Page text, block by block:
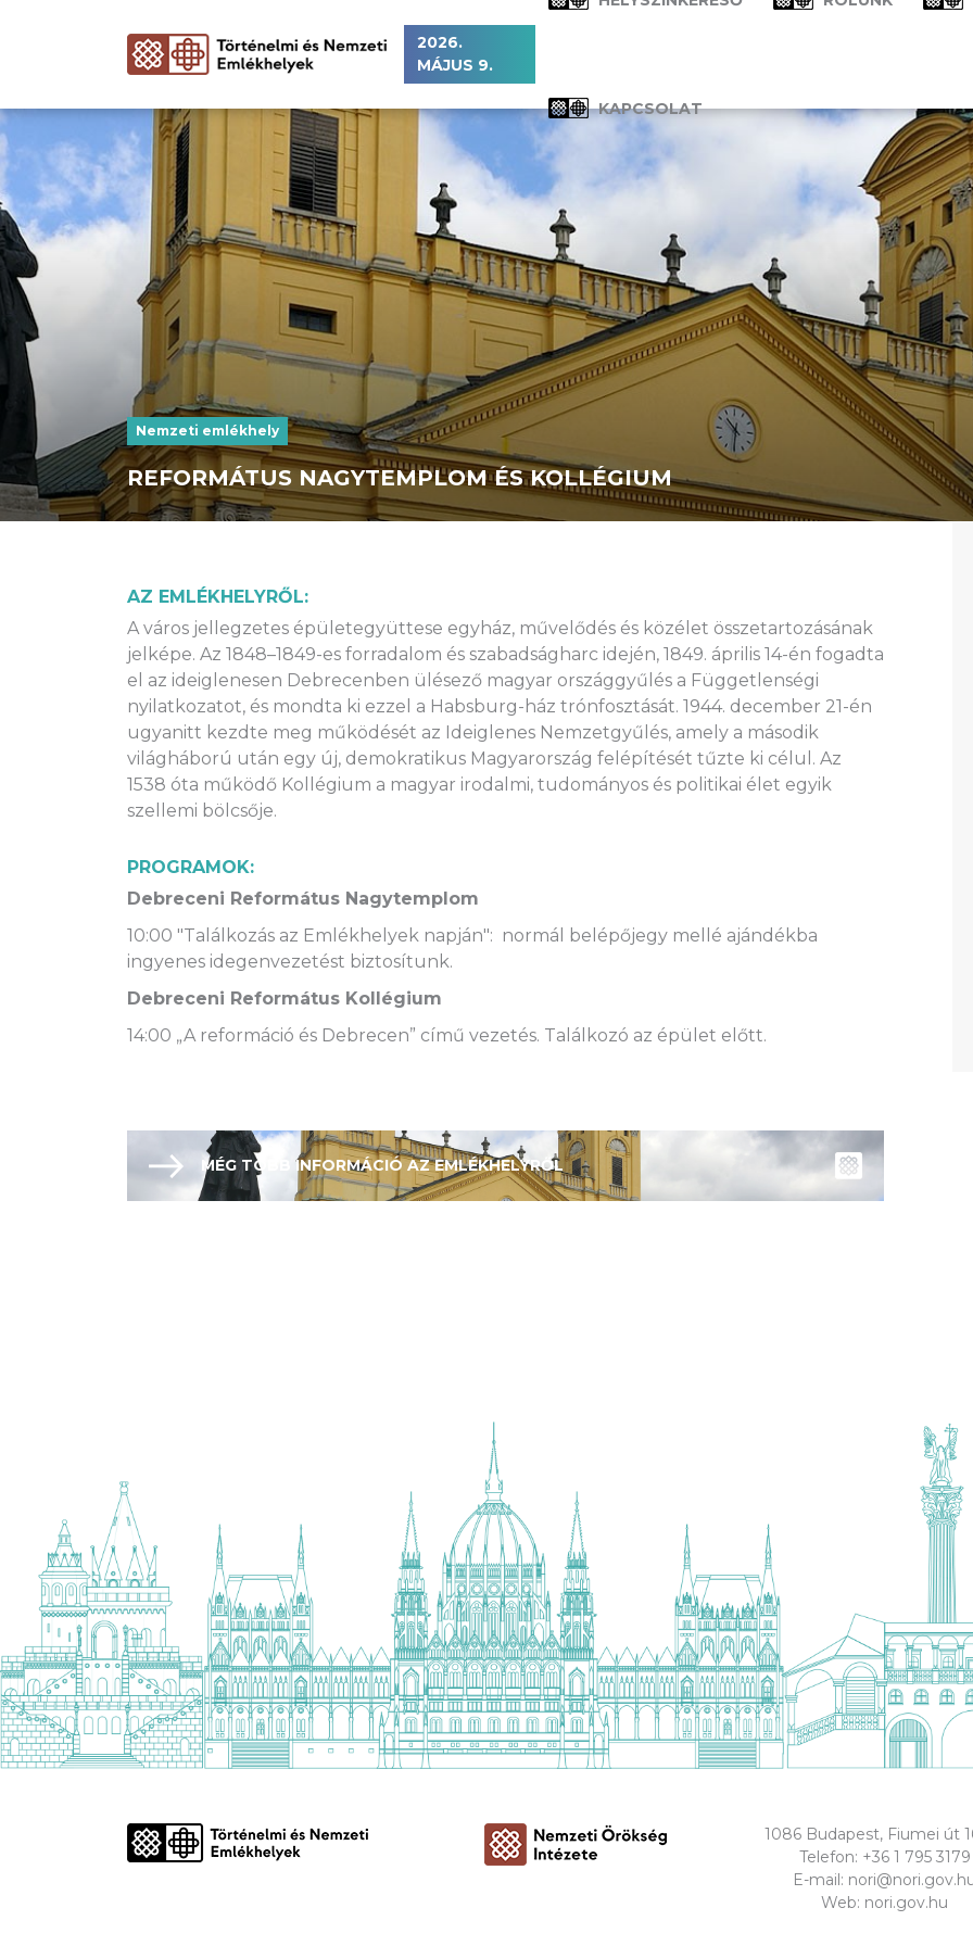
2026.
MÁJUS 9.
KAPCSOLAT
KAPCSOLAT
Nemzeti emlékhely
REFORMÁTUS NAGYTEMPLOM ÉS KOLLÉGIUM
AZ EMLÉKHELYRŐL:
A város jellegzetes épületegyüttese egyház, művelődés és közélet összetartozásának
jelképe. Az 1848–1849-es forradalom és szabadságharc idején, 1849. április 14-én fogadta
el az ideiglenesen Debrecenben ülésező magyar országgyűlés a Függetlenségi
nyilatkozatot, és mondta ki ezzel a Habsburg-ház trónfosztását. 1944. december 21-én
ugyanitt kezdte meg működését az Ideiglenes Nemzetgyűlés, amely a második
világháború után egy új, demokratikus Magyarország felépítését tűzte ki célul. Az
1538 óta működő Kollégium a magyar irodalmi, tudományos és politikai élet egyik
szellemi bölcsője.
PROGRAMOK:
Debreceni Református Nagytemplom
10:00 "Találkozás az Emlékhelyek napján": normál belépőjegy mellé ajándékba
ingyenes idegenvezetést biztosítunk.
Debreceni Református Kollégium
14:00 „A reformáció és Debrecen” című vezetés. Találkozó az épület előtt.
MÉG TÖBB INFORMÁCIÓ AZ EMLÉKHELYRŐL
1086 Budapest, Fiumei út
Telefon: +36 1 795 3179
E-mail:
Web: nori.gov.hu